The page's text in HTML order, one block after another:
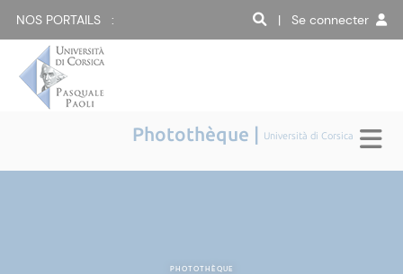
NOS PORTAILS : | Se connecter
Photothèque | Università di Corsica
PHOTOTHÈQUE